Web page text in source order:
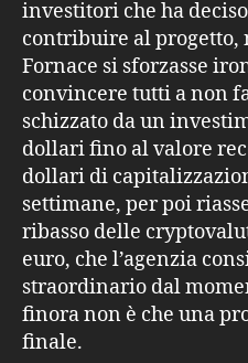
investitori che ha
contribuire al progetto,
Fornace si sforzasse
convincere tutti a non
schizzato da un
dollari fino al valore
dollari di
settimane, per poi
ribasso delle
euro, che l’agenzia
straordinario dal
finora non è che una
finale.